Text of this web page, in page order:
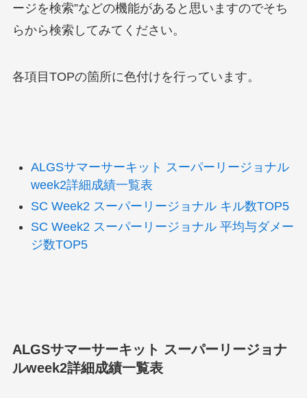
ージを検索”などの機能があると思いますのでそち
らから検索してみてください。
各項目TOPの箇所に色付けを行っています。
ALGSサマーサーキット スーパーリージョナル
week2詳細成績一覧表
SC Week2 スーパーリージョナル キル数TOP5
SC Week2 スーパーリージョナル 平均与ダメー
ジ数TOP5
ALGSサマーサーキット スーパーリージョナ
ルweek2詳細成績一覧表